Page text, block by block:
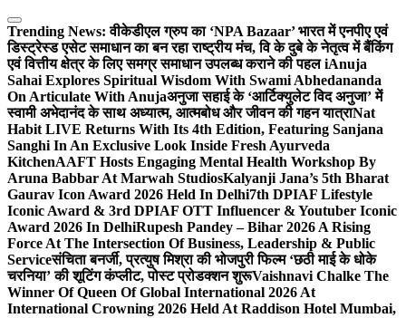
Skip
to
content
Trending News: वीकेडीएल ग्रुप का ‘NPA Bazaar’ भारत में एनपीए एवं
डिस्ट्रेस्ड एसेट समाधान का बन रहा राष्ट्रीय मंच, वि के दुबे के नेतृत्व में बैंकिंग
एवं वित्तीय क्षेत्र के लिए समग्र समाधान उपलब्ध कराने की पहल iAnuja
Sahai Explores Spiritual Wisdom With Swami Abhedananda
On Articulate With Anujaअनुजा सहाई के ‘आर्टिक्युलेट विद अनुजा’ में
स्वामी अभेदानंद के साथ अध्यात्म, आत्मबोध और जीवन की गहन यात्राNat
Habit LIVE Returns With Its 4th Edition, Featuring Sanjana
Sanghi In An Exclusive Look Inside Fresh Ayurveda
KitchenAAFT Hosts Engaging Mental Health Workshop By
Aruna Babbar At Marwah StudiosKalyanji Jana’s 5th Bharat
Gaurav Icon Award 2026 Held In Delhi7th DPIAF Lifestyle
Iconic Award & 3rd DPIAF OTT Influencer & Youtuber Iconic
Award 2026 In DelhiRupesh Pandey – Bihar 2026 A Rising
Force At The Intersection Of Business, Leadership & Public
Serviceसंचिता बनर्जी, प्रत्युष मिश्रा की भोजपुरी फिल्म ‘छठी माई के धोके
चरनिया’ की शूटिंग कंप्लीट, पोस्ट प्रोडक्शन शुरूVaishnavi Chalke The
Winner Of Queen Of Global International 2026 At
International Crowning 2026 Held At Raddison Hotel Mumbai,